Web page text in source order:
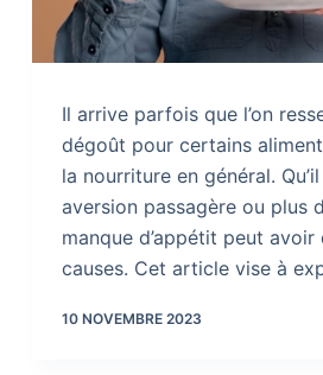
Il arrive parfois que l’on
dégoût pour certains
la nourriture en général. Qu’il
aversion passagère ou plus
manque d’appétit peut avoir
causes. Cet article vise à
10 NOVEMBRE 2023